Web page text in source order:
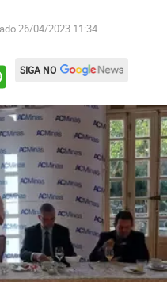
26/04/2023 11:34
SIGA NO